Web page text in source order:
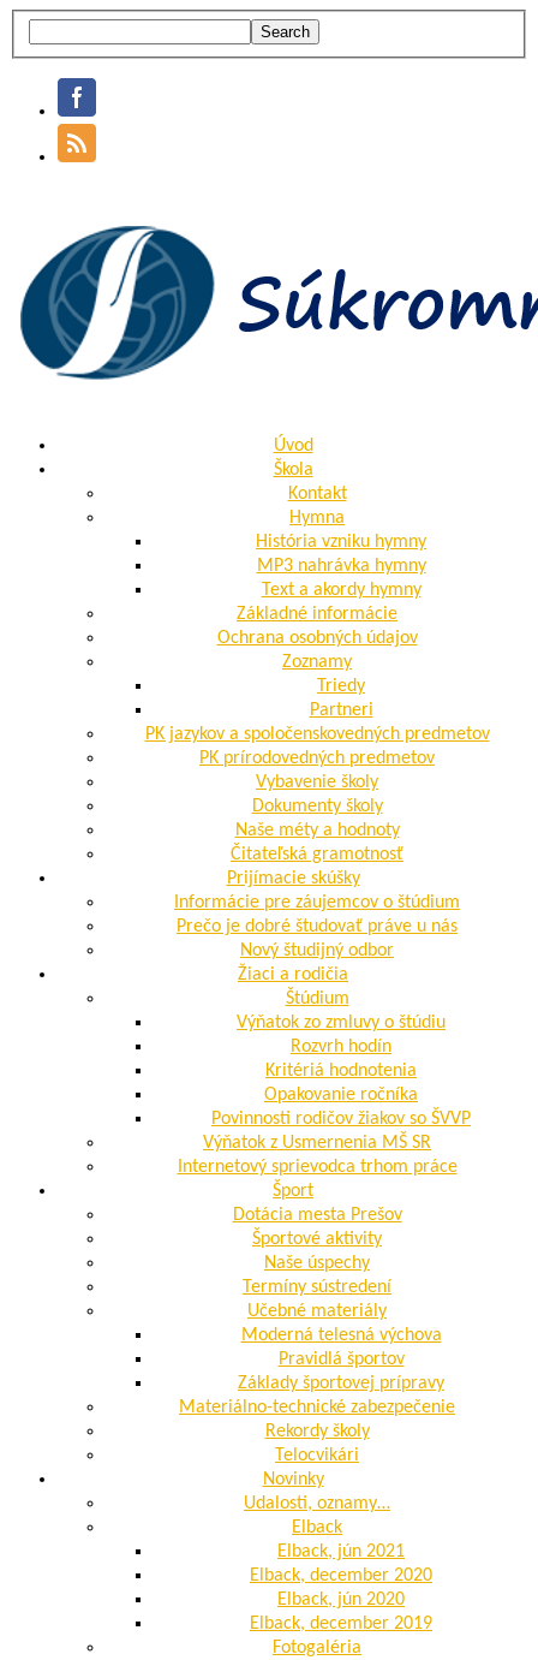
Úvod
Škola
Kontakt
Hymna
História vzniku hymny
MP3 nahrávka hymny
Text a akordy hymny
Základné informácie
Ochrana osobných údajov
Zoznamy
Triedy
Partneri
PK jazykov a spoločenskovedných predmetov
PK prírodovedných predmetov
Vybavenie školy
Dokumenty školy
Naše méty a hodnoty
Čitateľská gramotnosť
Prijímacie skúšky
Informácie pre záujemcov o štúdium
Prečo je dobré študovať práve u nás
Nový študijný odbor
Žiaci a rodičia
Štúdium
Výňatok zo zmluvy o štúdiu
Rozvrh hodín
Kritériá hodnotenia
Opakovanie ročníka
Povinnosti rodičov žiakov so ŠVVP
Výňatok z Usmernenia MŠ SR
Internetový sprievodca trhom práce
Šport
Dotácia mesta Prešov
Športové aktivity
Naše úspechy
Termíny sústredení
Učebné materiály
Moderná telesná výchova
Pravidlá športov
Základy športovej prípravy
Materiálno-technické zabezpečenie
Rekordy školy
Telocvikári
Novinky
Udalosti, oznamy…
Elback
Elback, jún 2021
Elback, december 2020
Elback, jún 2020
Elback, december 2019
Fotogaléria